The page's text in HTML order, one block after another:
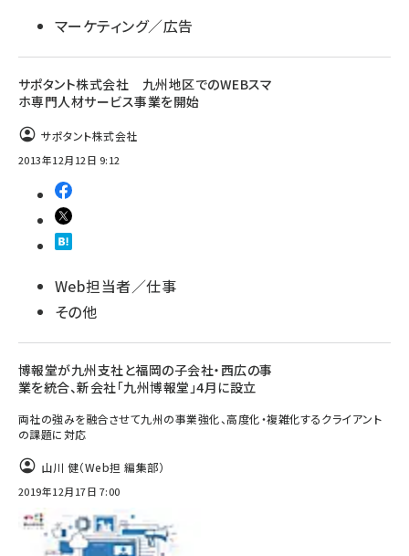
マーケティング／広告
サポタント株式会社 九州地区でのWEBスマ
ホ専門人材サービス事業を開始
サポタント株式会社
2013年12月12日 9:12
Web担当者／仕事
その他
博報堂が九州支社と福岡の子会社・西広の事
業を統合、新会社「九州博報堂」4月に設立
両社の強みを融合させて九州の事業強化、高度化・複雑化するクライアント
の課題に対応
山川 健（Web担 編集部）
2019年12月17日 7:00